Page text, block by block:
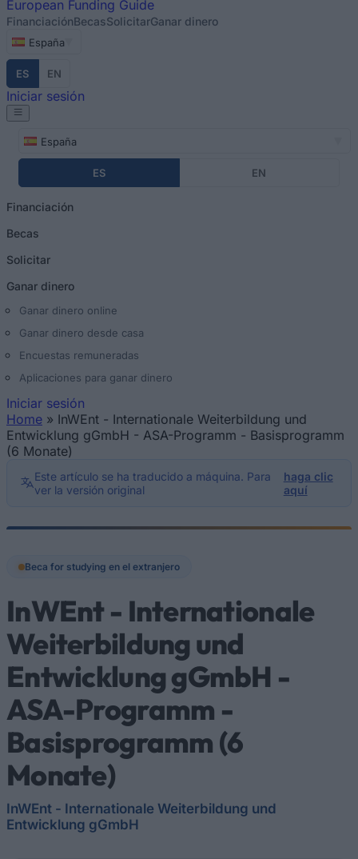
European Funding Guide
FinanciaciónBecasSolicitarGanar dinero
España
ES EN
Iniciar sesión
España
ES EN
Financiación
Becas
Solicitar
Ganar dinero
Ganar dinero online
Ganar dinero desde casa
Encuestas remuneradas
Aplicaciones para ganar dinero
Iniciar sesión
Se encuentra usted aquí
Home » InWEnt - Internationale Weiterbildung und
Entwicklung gGmbH - ASA-Programm - Basisprogramm
(6 Monate)
Este artículo se ha traducido a máquina. Para
ver la versión original
haga clic
aquí
Beca for studying en el extranjero
InWEnt - Internationale
Weiterbildung und
Entwicklung gGmbH -
ASA-Programm -
Basisprogramm (6
Monate)
InWEnt - Internationale Weiterbildung und
Entwicklung gGmbH